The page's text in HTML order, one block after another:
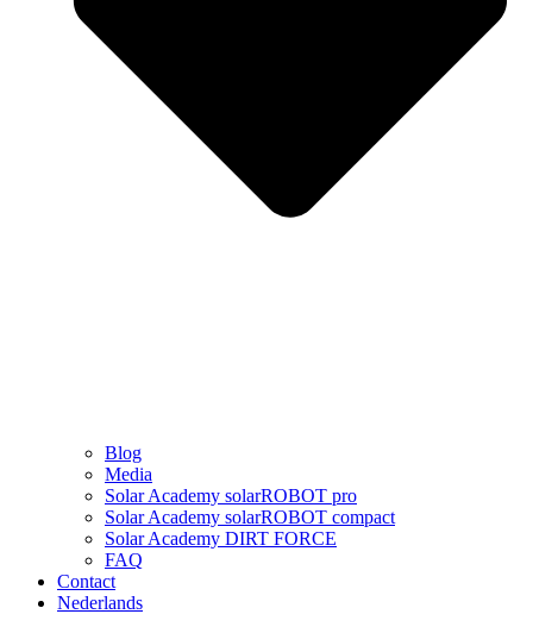
Blog
Media
Solar Academy solarROBOT pro
Solar Academy solarROBOT compact
Solar Academy DIRT FORCE
FAQ
Contact
Nederlands